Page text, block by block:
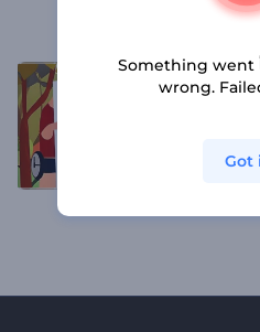
مقدمة واقعية لأرانب عيد الفصح
يوجد شيء ما خطأ Something went
wrong.
Got